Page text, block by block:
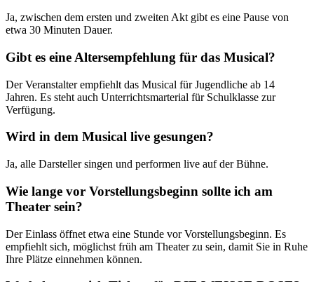
Ja, zwischen dem ersten und zweiten Akt gibt es eine Pause von
etwa 30 Minuten Dauer.
Gibt es eine Altersempfehlung für das Musical?
Der Veranstalter empfiehlt das Musical für Jugendliche ab 14
Jahren. Es steht auch Unterrichtsmarterial für Schulklasse zur
Verfügung.
Wird in dem Musical live gesungen?
Ja, alle Darsteller singen und performen live auf der Bühne.
Wie lange vor Vorstellungsbeginn sollte ich am
Theater sein?
Der Einlass öffnet etwa eine Stunde vor Vorstellungsbeginn. Es
empfiehlt sich, möglichst früh am Theater zu sein, damit Sie in Ruhe
Ihre Plätze einnehmen können.